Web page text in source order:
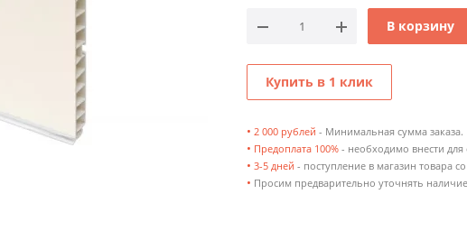
В корзину
Купить в 1 клик
• 2 000 рублей - Минимальная сумма заказа.
• Предоплата 100% - необходимо внести для
• 3-5 дней - поступление в магазин товара
• Просим предварительно уточнять